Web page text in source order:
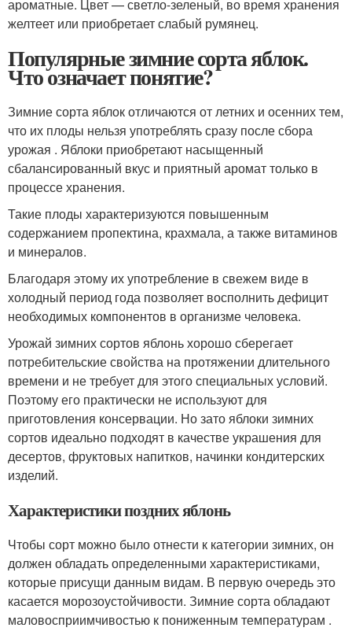
ароматные. Цвет — светло-зеленый, во время хранения
желтеет или приобретает слабый румянец.
Популярные зимние сорта яблок.
Что означает понятие?
Зимние сорта яблок отличаются от летних и осенних тем,
что их плоды нельзя употреблять сразу после сбора
урожая . Яблоки приобретают насыщенный
сбалансированный вкус и приятный аромат только в
процессе хранения.
Такие плоды характеризуются повышенным
содержанием пропектина, крахмала, а также витаминов
и минералов.
Благодаря этому их употребление в свежем виде в
холодный период года позволяет восполнить дефицит
необходимых компонентов в организме человека.
Урожай зимних сортов яблонь хорошо сберегает
потребительские свойства на протяжении длительного
времени и не требует для этого специальных условий.
Поэтому его практически не используют для
приготовления консервации. Но зато яблоки зимних
сортов идеально подходят в качестве украшения для
десертов, фруктовых напитков, начинки кондитерских
изделий.
Характеристики поздних яблонь
Чтобы сорт можно было отнести к категории зимних, он
должен обладать определенными характеристиками,
которые присущи данным видам. В первую очередь это
касается морозоустойчивости. Зимние сорта обладают
маловосприимчивостью к пониженным температурам .